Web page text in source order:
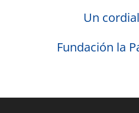
Un
Fundación la